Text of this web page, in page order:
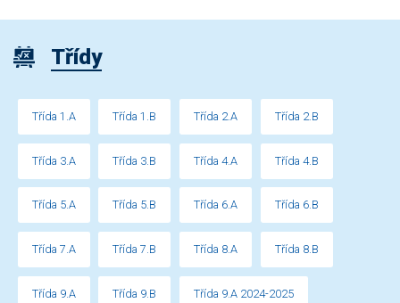
Třídy
Třída 1.A Třída 1.B Třída 2.A Třída 2.B
Třída 3.A Třída 3.B Třída 4.A Třída 4.B
Třída 5.A Třída 5.B Třída 6.A Třída 6.B
Třída 7.A Třída 7.B Třída 8.A Třída 8.B
Třída 9.A Třída 9.B Třída 9.A 2024-2025